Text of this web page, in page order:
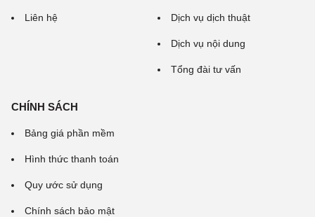
Liên hệ Dịch vụ dịch thuật
Dịch vụ nội dung
Tổng đài tư vấn
CHÍNH SÁCH
Bảng giá phần mềm
Hình thức thanh toán
Quy ước sử dụng
Chính sách bảo mật